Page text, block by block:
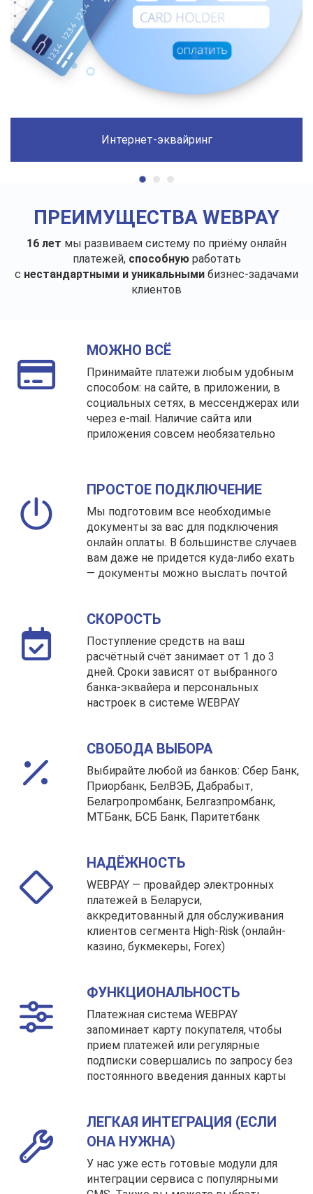
Интернет-эквайринг
ПРЕИМУЩЕСТВА WEBPAY
16 лет мы развиваем систему по приёму онлайн
платежей, способнуюработать
с нестандартными и уникальными бизнес-задачами
клиентов
МОЖНО ВСЁ
Принимайте платежи любым удобным
способом: на сайте, в приложении, в
социальных сетях, в мессенджерах или
через e-mail. Наличие сайта или
приложения совсем необязательно
ПРОСТОЕ ПОДКЛЮЧЕНИЕ
Мы подготовим все необходимые
документы за вас для подключения
онлайн оплаты. В большинстве случаев
вам даже не придется куда-либо ехать
— документы можно выслать почтой
СКОРОСТЬ
Поступление средств на ваш
расчётный счёт занимает от 1 до 3
дней. Сроки зависят от выбранного
банка-эквайера и персональных
настроек в системе WEBPAY
СВОБОДА ВЫБОРА
Выбирайте любой из банков: Сбер Банк,
Приорбанк, БелВЭБ, Дабрабыт,
Белагропромбанк, Белгазпромбанк,
МТБанк, БСБ Банк, Паритетбанк
НАДЁЖНОСТЬ
WEBPAY — провайдер электронных
платежей в Беларуси,
аккредитованный для обслуживания
клиентов сегмента High-Risk (онлайн-
казино, букмекеры, Forex)
ФУНКЦИОНАЛЬНОСТЬ
Платежная система WEBPAY
запоминает карту покупателя, чтобы
прием платежей или регулярные
подписки совершались по запросу без
постоянного введения данных карты
ЛЕГКАЯ ИНТЕГРАЦИЯ (ЕСЛИ
ОНА НУЖНА)
У нас уже есть готовые модули для
интеграции сервиса с популярными